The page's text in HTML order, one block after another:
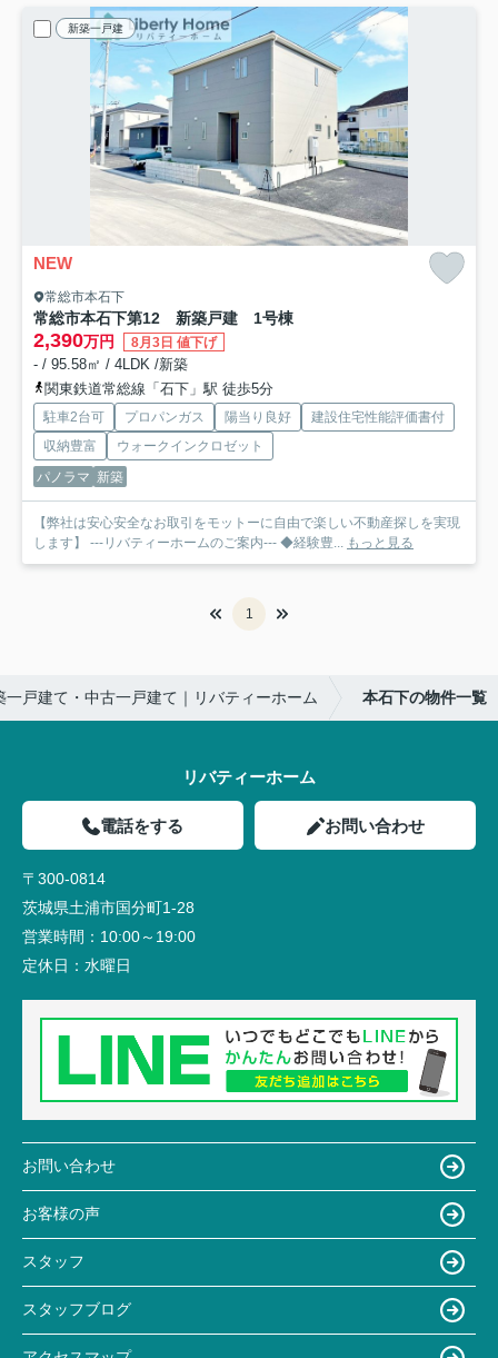
新築一戸建
NEW
常総市本石下
常総市本石下第12 新築戸建 1号棟
2,390万円 8月3日 値下げ
- / 95.58㎡ / 4LDK /新築
関東鉄道常総線「石下」駅 徒歩5分
駐車2台可 プロパンガス 陽当り良好
建設住宅性能評価書付
収納豊富
ウォークインクロゼット
パノラマ 新築
【弊社は安心安全なお取引をモットーに自由で楽しい不動産探しを実現
します】 ---リバティーホームのご案内--- ◆経験豊... もっと見る
1
一戸建て・中古一戸建て｜リバティーホーム 本石下の物件一覧
リバティーホーム
電話をする お問い合わせ
〒300-0814
茨城県土浦市国分町1-28
営業時間： 10:00～19:00
定休日： 水曜日
お問い合わせ
お客様の声
スタッフ
スタッフブログ